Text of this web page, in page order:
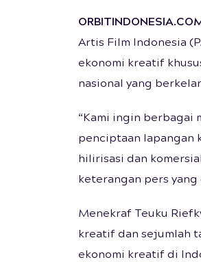
Artis Film Indonesia
ekonomi kreatif
nasional yang
“Kami ingin berbagai
penciptaan lapangan
hilirisasi dan
keterangan pers yang
Menekraf Teuku
kreatif dan sejumlah
ekonomi kreatif di